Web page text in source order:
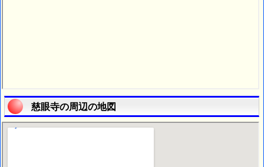
慈眼寺の周辺の地図